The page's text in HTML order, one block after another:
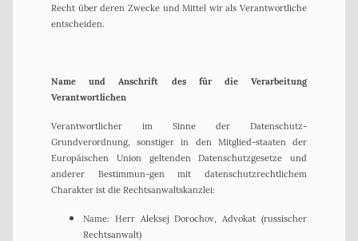
Recht über deren Zwecke und Mittel wir als Verantwortliche
entscheiden.
Name und Anschrift des für die Verarbeitung
Verantwortlichen
Verantwortlicher im Sinne der Datenschutz-
Grundverordnung, sonstiger in den Mitglied-staaten der
Europäischen Union geltenden Datenschutzgesetze und
anderer Bestimmun-gen mit datenschutzrechtlichem
Charakter ist die Rechtsanwaltskanzlei:
Name: Herr Aleksej Dorochov, Advokat (russischer
Rechtsanwalt)